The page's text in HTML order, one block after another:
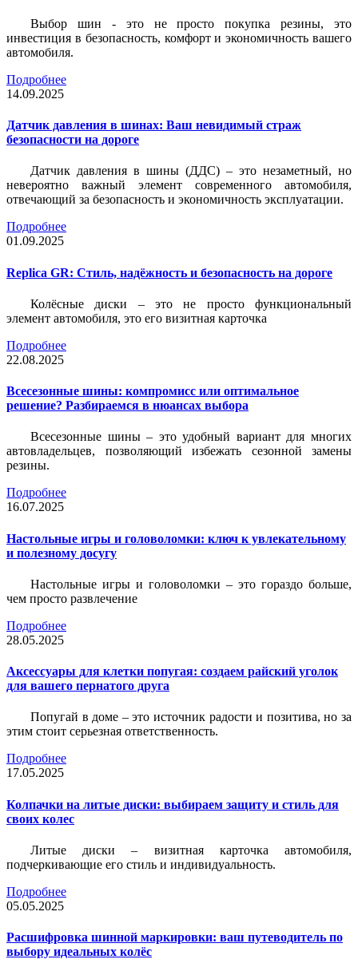
Выбор шин - это не просто покупка резины, это
инвестиция в безопасность, комфорт и экономичность вашего
автомобиля.
Подробнее
14.09.2025
Датчик давления в шинах: Ваш невидимый страж
безопасности на дороге
Датчик давления в шины (ДДС) – это незаметный, но
невероятно важный элемент современного автомобиля,
отвечающий за безопасность и экономичность эксплуатации.
Подробнее
01.09.2025
Replica GR: Стиль, надёжность и безопасность на дороге
Колёсные диски – это не просто функциональный
элемент автомобиля, это его визитная карточка
Подробнее
22.08.2025
Всесезонные шины: компромисс или оптимальное
решение? Разбираемся в нюансах выбора
Всесезонные шины – это удобный вариант для многих
автовладельцев, позволяющий избежать сезонной замены
резины.
Подробнее
16.07.2025
Настольные игры и головоломки: ключ к увлекательному
и полезному досугу
Настольные игры и головоломки – это гораздо больше,
чем просто развлечение
Подробнее
28.05.2025
Аксессуары для клетки попугая: создаем райский уголок
для вашего пернатого друга
Попугай в доме – это источник радости и позитива, но за
этим стоит серьезная ответственность.
Подробнее
17.05.2025
Колпачки на литые диски: выбираем защиту и стиль для
своих колес
Литые диски – визитная карточка автомобиля,
подчеркивающие его стиль и индивидуальность.
Подробнее
05.05.2025
Расшифровка шинной маркировки: ваш путеводитель по
выбору идеальных колёс